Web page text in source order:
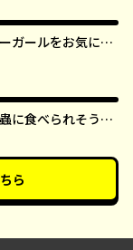
ガールをお気に召
に食べられそうに
テスク】
ら